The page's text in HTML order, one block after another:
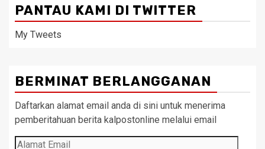
PANTAU KAMI DI TWITTER
My Tweets
BERMINAT BERLANGGANAN
Daftarkan alamat email anda di sini untuk menerima
pemberitahuan berita kalpostonline melalui email
Alamat